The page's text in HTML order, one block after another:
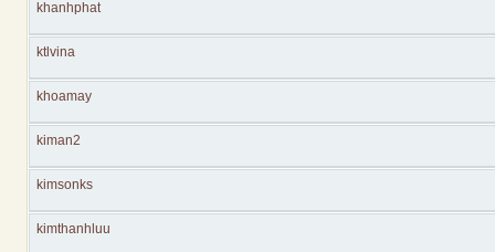
khanhphat
ktlvina
khoamay
kiman2
kimsonks
kimthanhluu